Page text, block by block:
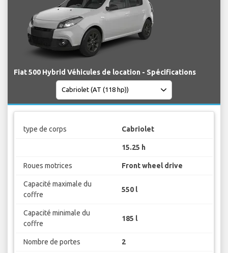
Fiat 500 Hybrid Véhicules de location - Spécifications
type de corps Cabriolet
15.25 h
Roues motrices Front wheel drive
Capacité maximale du
coffre
550 l
Capacité minimale du
coffre
185 l
Nombre de portes 2